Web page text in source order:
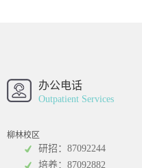
办公电话
Outpatient Services
柳林校区
研招：87092244
培养：87092882